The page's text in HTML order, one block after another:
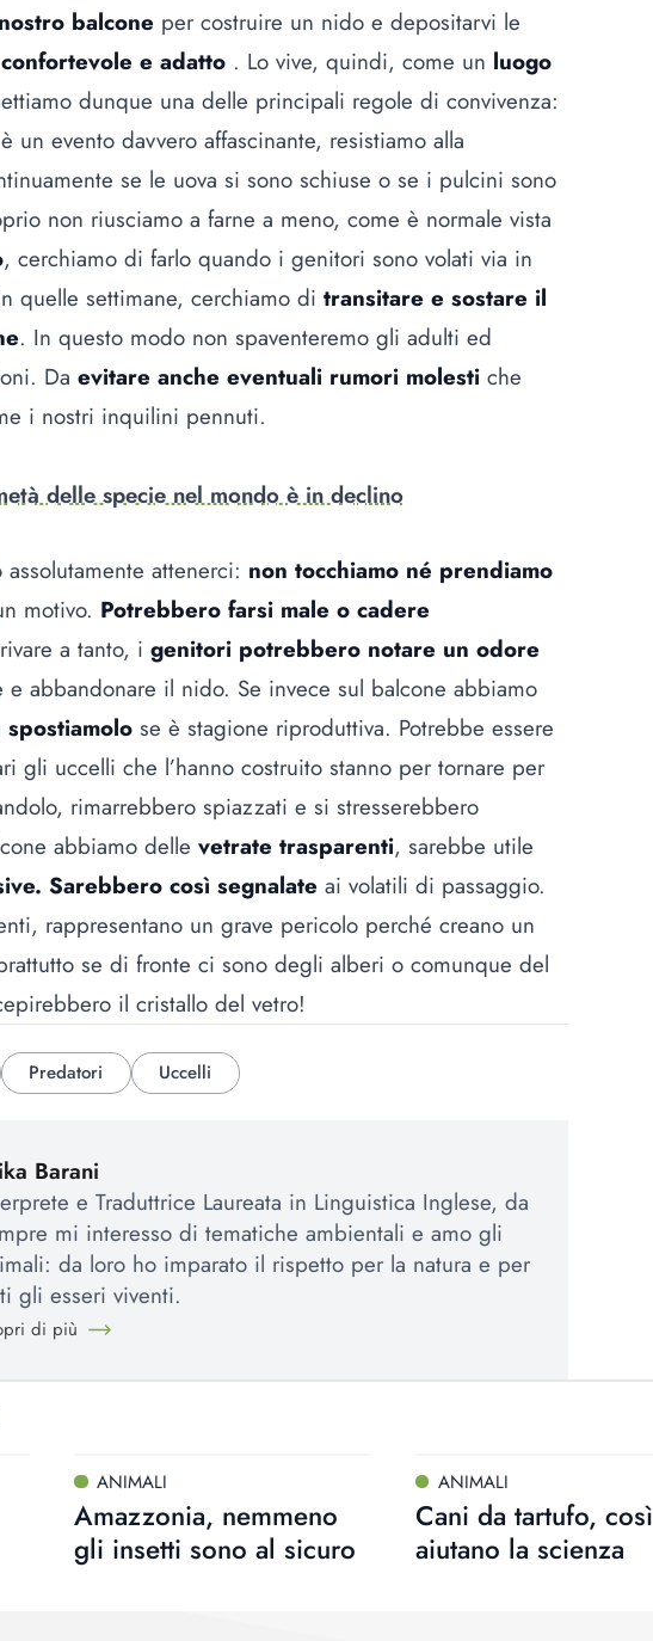
nostro balcone per costruire un nido e depositarvi le
confortevole e adatto . Lo vive, quindi, come un luogo
dunque una delle principali regole di convivenza:
un evento davvero affascinante, resistiamo alla
se le uova si sono schiuse o se i pulcini sono
non riusciamo a farne a meno, come è normale vista
, cerchiamo di farlo quando i genitori sono volati via in
quelle settimane, cerchiamo di transitare e sostare il
. In questo modo non spaventeremo gli adulti ed
Da evitare anche eventuali rumori molesti che
i nostri inquilini pennuti.
delle specie nel mondo è in declino
attenerci: non tocchiamo né prendiamo
motivo. Potrebbero farsi male o cadere
a tanto, i genitori potrebbero notare un odore
e abbandonare il nido. Se invece sul balcone abbiamo
spostiamolo se è stagione riproduttiva. Potrebbe essere
gli uccelli che l’hanno costruito stanno per tornare per
rimarrebbero spiazzati e si stresserebbero
abbiamo delle vetrate trasparenti, sarebbe utile
Sarebbero così segnalate ai volatili di passaggio.
rappresentano un grave pericolo perché creano un
se di fronte ci sono degli alberi o comunque del
il cristallo del vetro!
Predatori Uccelli
Barani
e Traduttrice Laureata in Linguistica Inglese, da
mi interesso di tematiche ambientali e amo gli
da loro ho imparato il rispetto per la natura e per
gli esseri viventi.
di più
ANIMALI
Amazzonia, nemmeno
gli insetti sono al sicuro
ANIMALI
Cani da tartufo, così
aiutano la scienza